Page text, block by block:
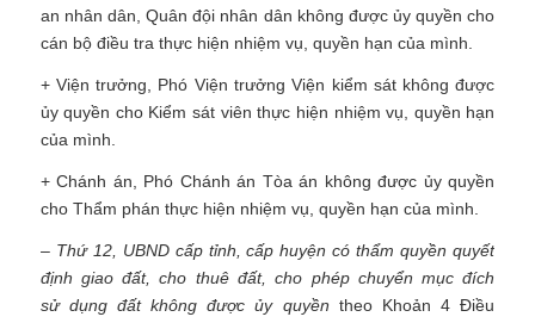
an nhân dân, Quân đội nhân dân không được ủy quyền cho
cán bộ điều tra thực hiện nhiệm vụ, quyền hạn của mình.
+ Viện trưởng, Phó Viện trưởng Viện kiểm sát không được
ủy quyền cho Kiểm sát viên thực hiện nhiệm vụ, quyền hạn
của mình.
+ Chánh án, Phó Chánh án Tòa án không được ủy quyền
cho Thẩm phán thực hiện nhiệm vụ, quyền hạn của mình.
– Thứ 12, UBND cấp tỉnh, cấp huyện có thẩm quyền quyết
định giao đất, cho thuê đất, cho phép chuyển mục đích
sử dụng đất không được ủy quyền theo Khoản 4 Điều